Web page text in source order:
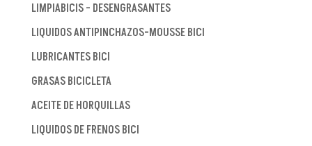
LIMPIABICIS - DESENGRASANTES
LIQUIDOS ANTIPINCHAZOS-MOUSSE BICI
LUBRICANTES BICI
GRASAS BICICLETA
ACEITE DE HORQUILLAS
LIQUIDOS DE FRENOS BICI